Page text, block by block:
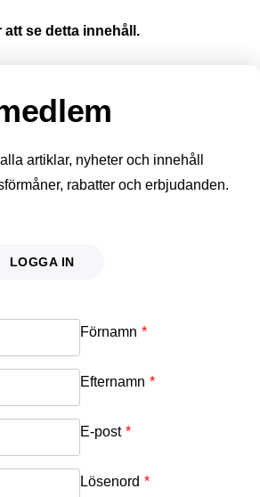
att se detta innehåll.
artiklar, nyheter och innehåll
rabatter och erbjudanden.
LOGGA IN
Förnamn *
Efternamn *
E-post *
Lösenord *
Email
Password